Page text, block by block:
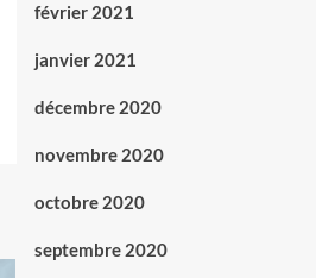
février 2021
janvier 2021
décembre 2020
novembre 2020
octobre 2020
septembre 2020